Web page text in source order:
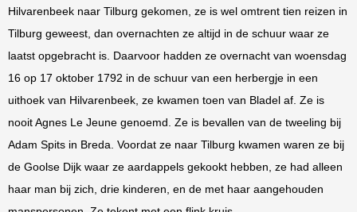
Hilvarenbeek naar Tilburg gekomen, ze is wel omtrent tien reizen in
Tilburg geweest, dan overnachten ze altijd in de schuur waar ze
laatst opgebracht is. Daarvoor hadden ze overnacht van woensdag
16 op 17 oktober 1792 in de schuur van een herbergje in een
uithoek van Hilvarenbeek, ze kwamen toen van Bladel af. Ze is
nooit Agnes Le Jeune genoemd. Ze is bevallen van de tweeling bij
Adam Spits in Breda. Voordat ze naar Tilburg kwamen waren ze bij
de Goolse Dijk waar ze aardappels gekookt hebben, ze had alleen
haar man bij zich, drie kinderen, en de met haar aangehouden